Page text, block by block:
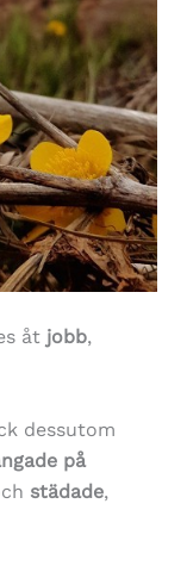
åt jobb,
dessutom
på
städade,